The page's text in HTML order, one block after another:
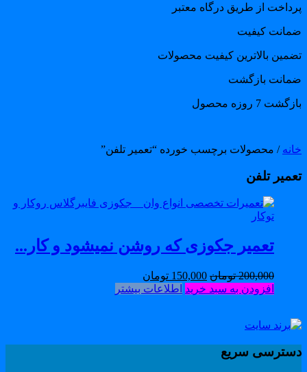
از طریق درگاه معتبر
کیفیت
بالاترین کیفیت محصولات
بازگشت
7 روزه محصول
/ محصولات برچسب خورده “تعمیر تلفن”
تلفن
تعمیر جکوزی که روشن نمیشود و کار...
200,000 تومان 150,000 تومان
افزودن به سبد خرید اطلاعات بیشتر
سریع